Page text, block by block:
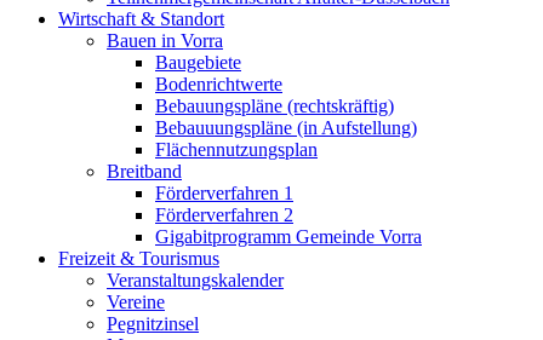
Wirtschaft & Standort
Bauen in Vorra
Baugebiete
Bodenrichtwerte
Bebauungspläne (rechtskräftig)
Bebauuungspläne (in Aufstellung)
Flächennutzungsplan
Breitband
Förderverfahren 1
Förderverfahren 2
Gigabitprogramm Gemeinde Vorra
Freizeit & Tourismus
Veranstaltungskalender
Vereine
Pegnitzinsel